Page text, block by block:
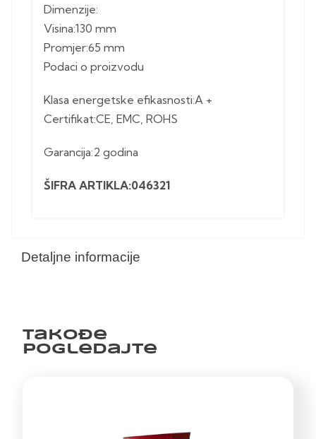
Detaljne informacije
Dimenzije:
Visina:130 mm
Promjer:65 mm
Podaci o proizvodu
Klasa energetske efikasnosti:A +
Certifikat:CE, EMC, ROHS
Garancija:2 godina
ŠIFRA ARTIKLA:046321
Takođe
pogledajte